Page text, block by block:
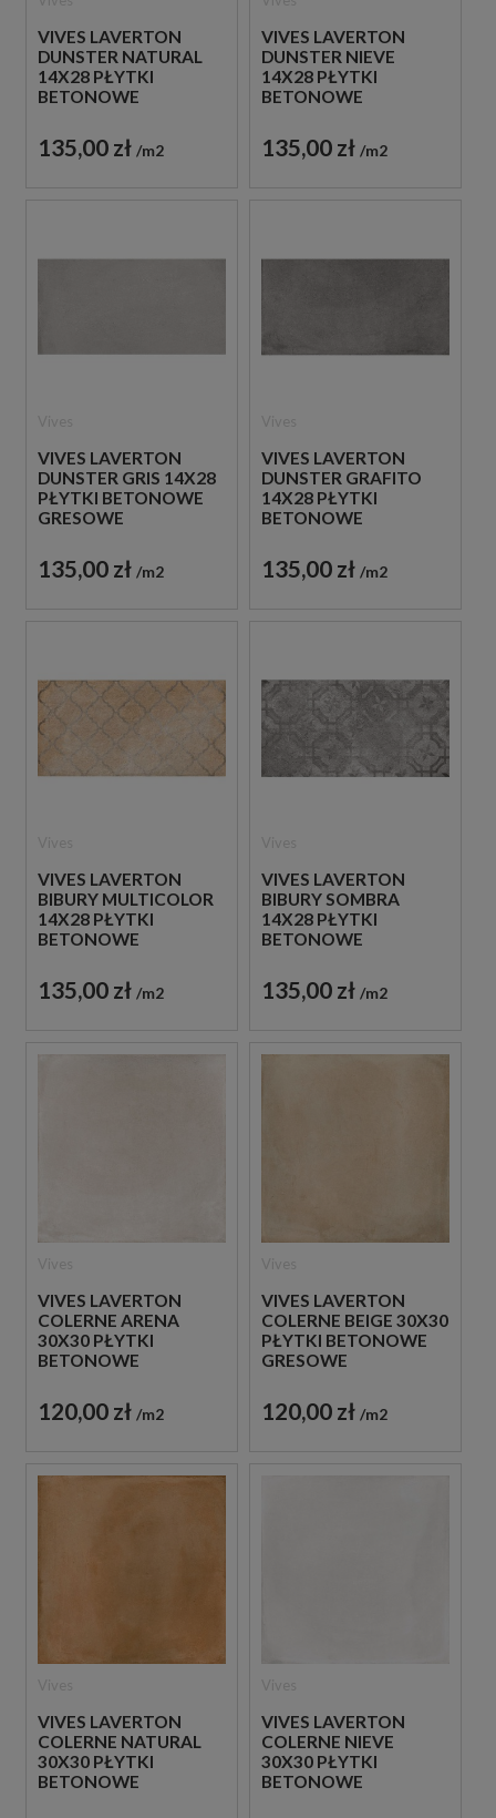
VIVES LAVERTON
DUNSTER NATURAL
14X28 PŁYTKI
BETONOWE
135,00 zł m2
VIVES LAVERTON
DUNSTER NIEVE
14X28 PŁYTKI
BETONOWE
135,00 zł m2
VIVES LAVERTON
DUNSTER GRIS 14X28
PŁYTKI BETONOWE
GRESOWE
135,00 zł m2
VIVES LAVERTON
DUNSTER GRAFITO
14X28 PŁYTKI
BETONOWE
135,00 zł m2
VIVES LAVERTON
BIBURY MULTICOLOR
14X28 PŁYTKI
BETONOWE
135,00 zł m2
VIVES LAVERTON
BIBURY SOMBRA
14X28 PŁYTKI
BETONOWE
135,00 zł m2
VIVES LAVERTON
COLERNE ARENA
30X30 PŁYTKI
BETONOWE
120,00 zł m2
VIVES LAVERTON
COLERNE BEIGE 30X30
PŁYTKI BETONOWE
GRESOWE
120,00 zł m2
VIVES LAVERTON
COLERNE NATURAL
30X30 PŁYTKI
BETONOWE
VIVES LAVERTON
COLERNE NIEVE
30X30 PŁYTKI
BETONOWE